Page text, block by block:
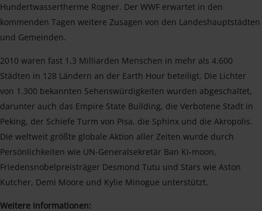
Hundertwassertherme Rogner. Der WWF erwartet in den
kommenden Tagen weitere Zusagen von den Landeshauptstädten
und Gemeinden.
2010 waren fast 1,3 Milliarden Menschen in mehr als 4.600
Städten in 128 Ländern an der Earth Hour beteiligt. Die Lichter
von 1.300 bekannten Sehenswürdigkeiten wurden abgeschaltet,
darunter auch das Empire State Building, die Verbotene Stadt in
Peking, der Schiefe Turm von Pisa, die Sphinx und die Akropolis.
Die weltweit größte globale Aktion aller Zeiten wurde durch
Persönlichkeiten wie UN-Generalsekretär Ban Ki-moon,
Friedensnobelpreisträger Desmond Tutu und Stars wie Aston
Kutcher, Demi Moore und Kylie Minogue unterstützt.
Weitere Informationen: